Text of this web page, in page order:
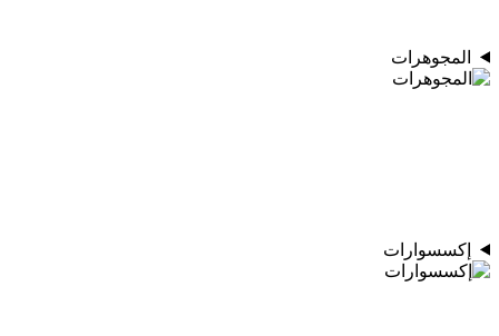
المجوهرات
إكسسوارات